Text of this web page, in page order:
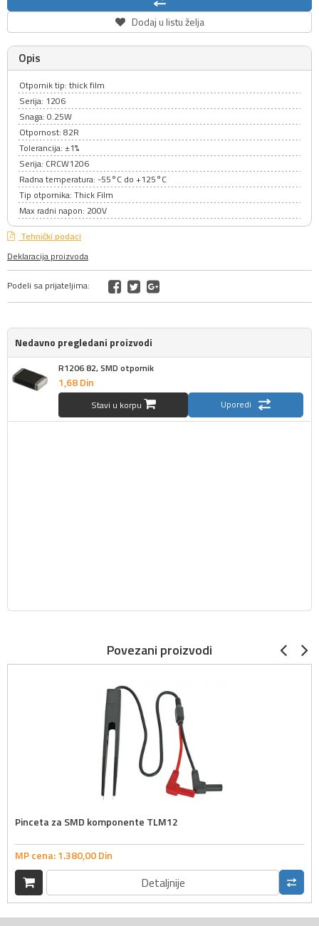
Dodaj u listu želja
Opis
Otpornik tip: thick film
Serija: 1206
Snaga: 0.25W
Otpornost: 82R
Tolerancija: ±1%
Serija: CRCW1206
Radna temperatura: -55°C do +125°C
Tip otpornika: Thick Film
Max radni napon: 200V
Tehnički podaci
Deklaracija proizvoda
Podeli sa prijateljima:
Nedavno pregledani proizvodi
R1206 82, SMD otpornik
1,68Din
Stavi u korpu Uporedi
Povezani proizvodi
Pinceta za SMD komponente TLM12
MP cena:1.380,00Din
Detaljnije